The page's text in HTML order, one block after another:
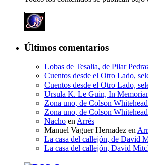
Últimos comentarios
Lobas de Tesalia, de Pilar
Cuentos desde el Otro Lado,
Cuentos desde el Otro Lado,
Ursula K. Le Guin, In
Zona uno, de Colson
Zona uno, de Colson
Nacho en Arrés
Manuel Vaguer Hernadez en
La casa del callejón, de David
La casa del callejón, David